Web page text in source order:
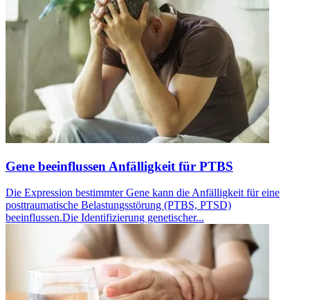
Gene beeinflussen Anfälligkeit für PTBS
Die Expression bestimmter Gene kann die Anfälligkeit für eine
posttraumatische Belastungsstörung (PTBS, PTSD)
beeinflussen.Die Identifizierung genetischer...